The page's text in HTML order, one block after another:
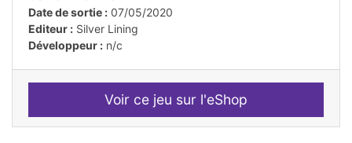
Date de sortie : 07/05/2020
Editeur : Silver Lining
Développeur : n/c
Voir ce jeu sur l'eShop